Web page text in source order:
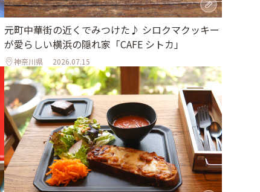
元町中華街の近くでみつけた♪ シロクマクッキー
が愛らしい横浜の隠れ家「CAFE シトカ」
神奈川県 2026.07.15